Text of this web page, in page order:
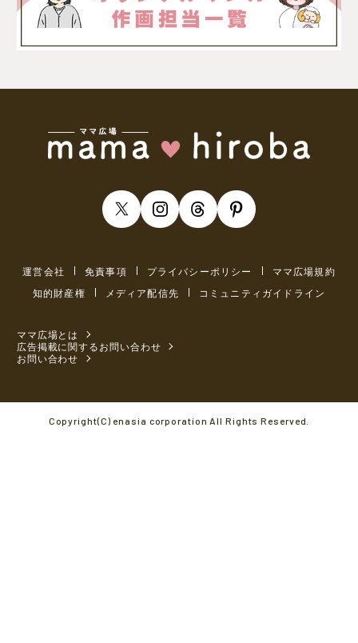
運営会社 免責事項 プライバシーポリシー
ママ広場規約
知的財産権
メディア配信先 コミュニティガイドライン
ママ広場とは
広告掲載に関するお問い合わせ
お問い合わせ
Copyright(C) enasia corporation All Rights Reserved.